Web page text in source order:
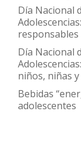
Día Nacional
responsables
Día Nacional
niños, niñas
Bebidas
adolescentes